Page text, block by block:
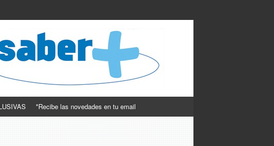
*Recibe las novedades en tu email